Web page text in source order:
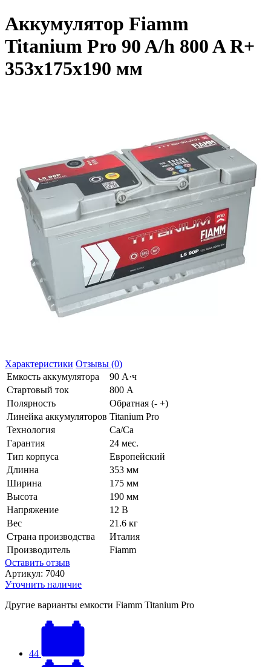
Аккумулятор Fiamm
Titanium Pro 90 A/h 800 A R+
353x175x190 мм
Характеристики Отзывы (0)
Емкость аккумулятора
90 А·ч
Стартовый ток
800 А
Полярность
Обратная (- +)
Линейка аккумуляторов Titanium Pro
Технология
Ca/Ca
Гарантия
24 мес.
Тип корпуса
Европейский
Длинна
353 мм
Ширина
175 мм
Высота
190 мм
Напряжение
12 В
Вес
21.6 кг
Страна производства
Италия
Производитель
Fiamm
Оставить отзыв
Артикул: 7040
Уточнить наличие
Другие варианты емкости Fiamm Titanium Pro
44